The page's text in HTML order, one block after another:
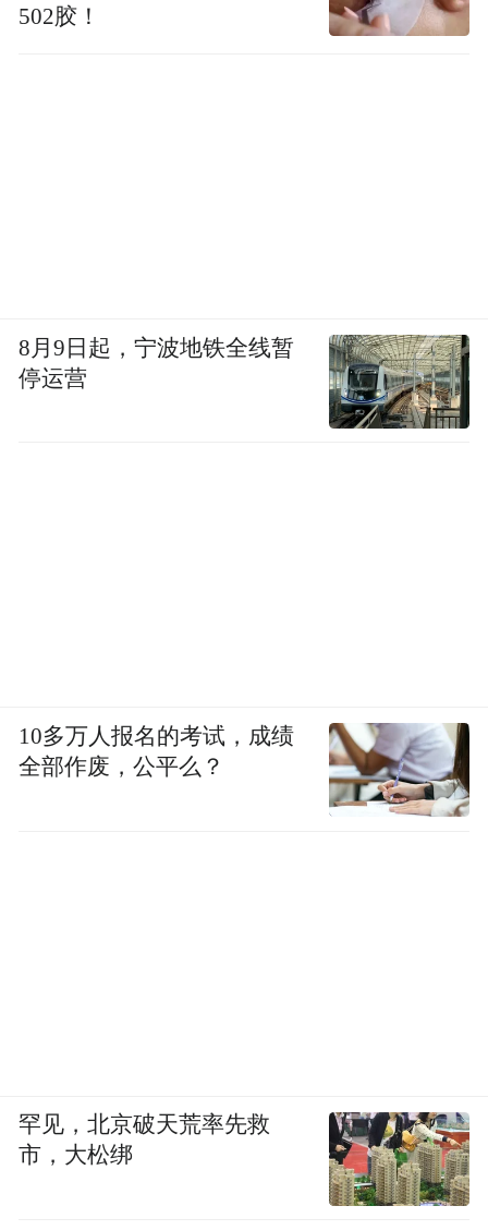
502胶！
8月9日起，宁波地铁全线暂
停运营
10多万人报名的考试，成绩
全部作废，公平么？
罕见，北京破天荒率先救
市，大松绑